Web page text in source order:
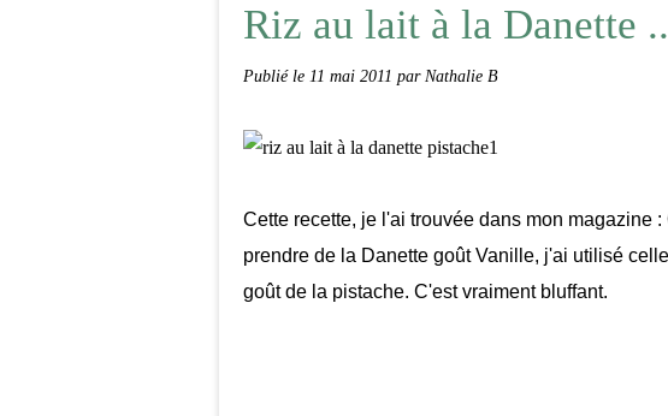
Riz au lait à la Danette
Publié le 11 mai 2011 par Nathalie B
Cette recette, je l'ai trouvée dans mon magazine
prendre de la Danette goût Vanille, j'ai utilisé
goût de la pistache. C'est vraiment bluffant.